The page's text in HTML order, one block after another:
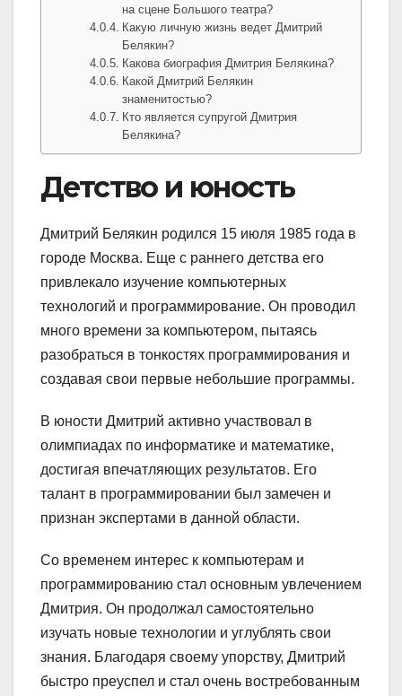
на сцене Большого театра?
Какую личную жизнь ведет Дмитрий
Белякин?
Какова биография Дмитрия Белякина?
Какой Дмитрий Белякин
знаменитостью?
Кто является супругой Дмитрия
Белякина?
Детство и юность
Дмитрий Белякин родился 15 июля 1985 года в
городе Москва. Еще с раннего детства его
привлекало изучение компьютерных
технологий и программирование. Он проводил
много времени за компьютером, пытаясь
разобраться в тонкостях программирования и
создавая свои первые небольшие программы.
В юности Дмитрий активно участвовал в
олимпиадах по информатике и математике,
достигая впечатляющих результатов. Его
талант в программировании был замечен и
признан экспертами в данной области.
Со временем интерес к компьютерам и
программированию стал основным увлечением
Дмитрия. Он продолжал самостоятельно
изучать новые технологии и углублять свои
знания. Благодаря своему упорству, Дмитрий
быстро преуспел и стал очень востребованным